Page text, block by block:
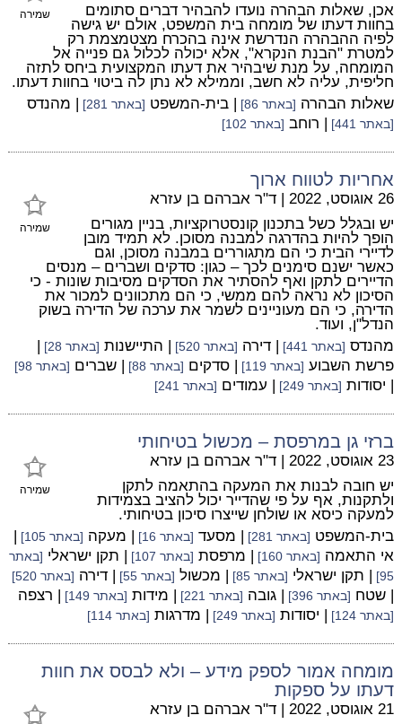
שמירה
אכן, שאלות הבהרה נועדו להבהיר דברים סתומים
בחוות דעתו של מומחה בית המשפט, אולם יש גישה
לפיה ההבהרה הנדרשת אינה בהכרח מצטמצמת רק
למטרת "הבנת הנקרא", אלא יכולה לכלול גם פנייה אל
המומחה, על מנת שיבהיר את דעתו המקצועית ביחס לתזה
חליפית, עליה לא חשב, וממילא לא נתן לה ביטוי בחוות דעתו.
שאלות הבהרה [באתר 86] | בית-המשפט [באתר 281] | מהנדס
[באתר 441] | רוחב [באתר 102]
אחריות לטווח ארוך
שמירה
26 אוגוסט, 2022 | ד"ר אברהם בן עזרא
יש ובגלל כשל בתכנון קונסטרוקציות, בניין מגורים
הופך להיות בהדרגה למבנה מסוכן. לא תמיד מובן
לדיירי הבית כי הם מתגוררים במבנה מסוכן, וגם
כאשר ישנם סימנים לכך – כגון: סדקים ושברים – מנסים
הדיירים לתקן ואף להסתיר את הסדקים מסיבות שונות - כי
הסיכון לא נראה להם ממשי, כי הם מתכוונים למכור את
הדירה, כי הם מעוניינים לשמר את ערכה של הדירה בשוק
הנדל"ן, ועוד.
מהנדס [באתר 441] | דירה [באתר 520] | התיישנות [באתר 28]
|
פרשת השבוע [באתר 119] | סדקים [באתר 88] | שברים [באתר 98]
| יסודות [באתר 249] | עמודים [באתר 241]
ברזי גן במרפסת – מכשול בטיחותי
שמירה
23 אוגוסט, 2022 | ד"ר אברהם בן עזרא
יש חובה לבנות את המעקה בהתאמה לתקן
ולתקנות, אף על פי שהדייר יכול להציב בצמידות
למעקה כיסא או שולחן שייצרו סיכון בטיחותי.
בית-המשפט [באתר 281] | מסעד [באתר 16] | מעקה [באתר 105]
|
אי התאמה [באתר 160] | מרפסת [באתר 107] | תקן ישראלי [באתר
95]
| תקן ישראלי [באתר 85] | מכשול [באתר 55] | דירה [באתר 520]
| שטח [באתר 396] | גובה [באתר 221] | מידות [באתר 149] | רצפה
[באתר 124] | יסודות [באתר 249] | מדרגות [באתר 114]
מומחה אמור לספק מידע – ולא לבסס את חוות
דעתו על ספקות
21 אוגוסט, 2022 | ד"ר אברהם בן עזרא